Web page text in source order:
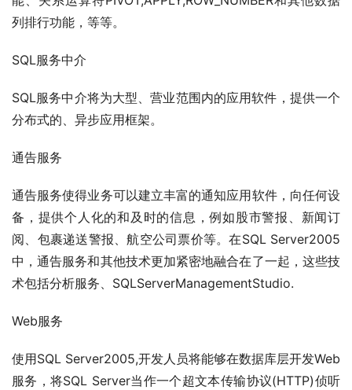
列排行功能，等等。
SQL服务中介
SQL服务中介将为大型、营业范围内的应用软件，提供一个
分布式的、异步应用框架。
通告服务
通告服务使得业务可以建立丰富的通知应用软件，向任何设
备，提供个人化的和及时的信息，例如股市警报、新闻订
阅、包裹递送警报、航空公司票价等。在SQL Server2005
中，通告服务和其他技术更加紧密地融合在了一起，这些技
术包括分析服务、SQLServerManagementStudio.
Web服务
使用SQL Server2005,开发人员将能够在数据库层开发Web
服务，将SQL Server当作一个超文本传输协议(HTTP)侦听